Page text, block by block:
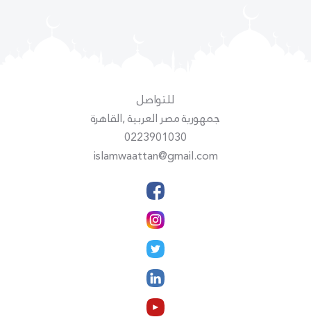
للتواصل
جمهورية مصر العربية ,القاهرة
0223901030
islamwaattan@gmail.com